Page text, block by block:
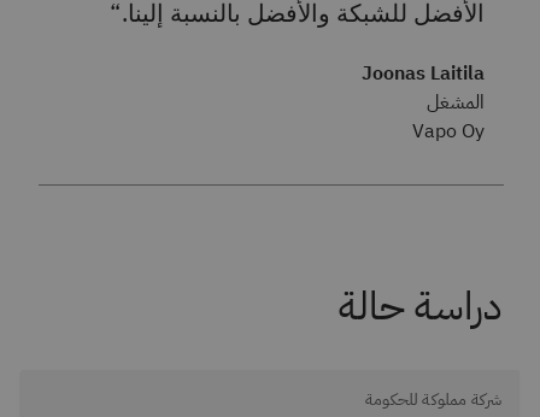
الأفضل للشبكة والأفضل بالنسبة إلينا.
Joonas Laitila
المشغل
Vapo Oy
دراسة حالة
شركة مملوكة للحكومة